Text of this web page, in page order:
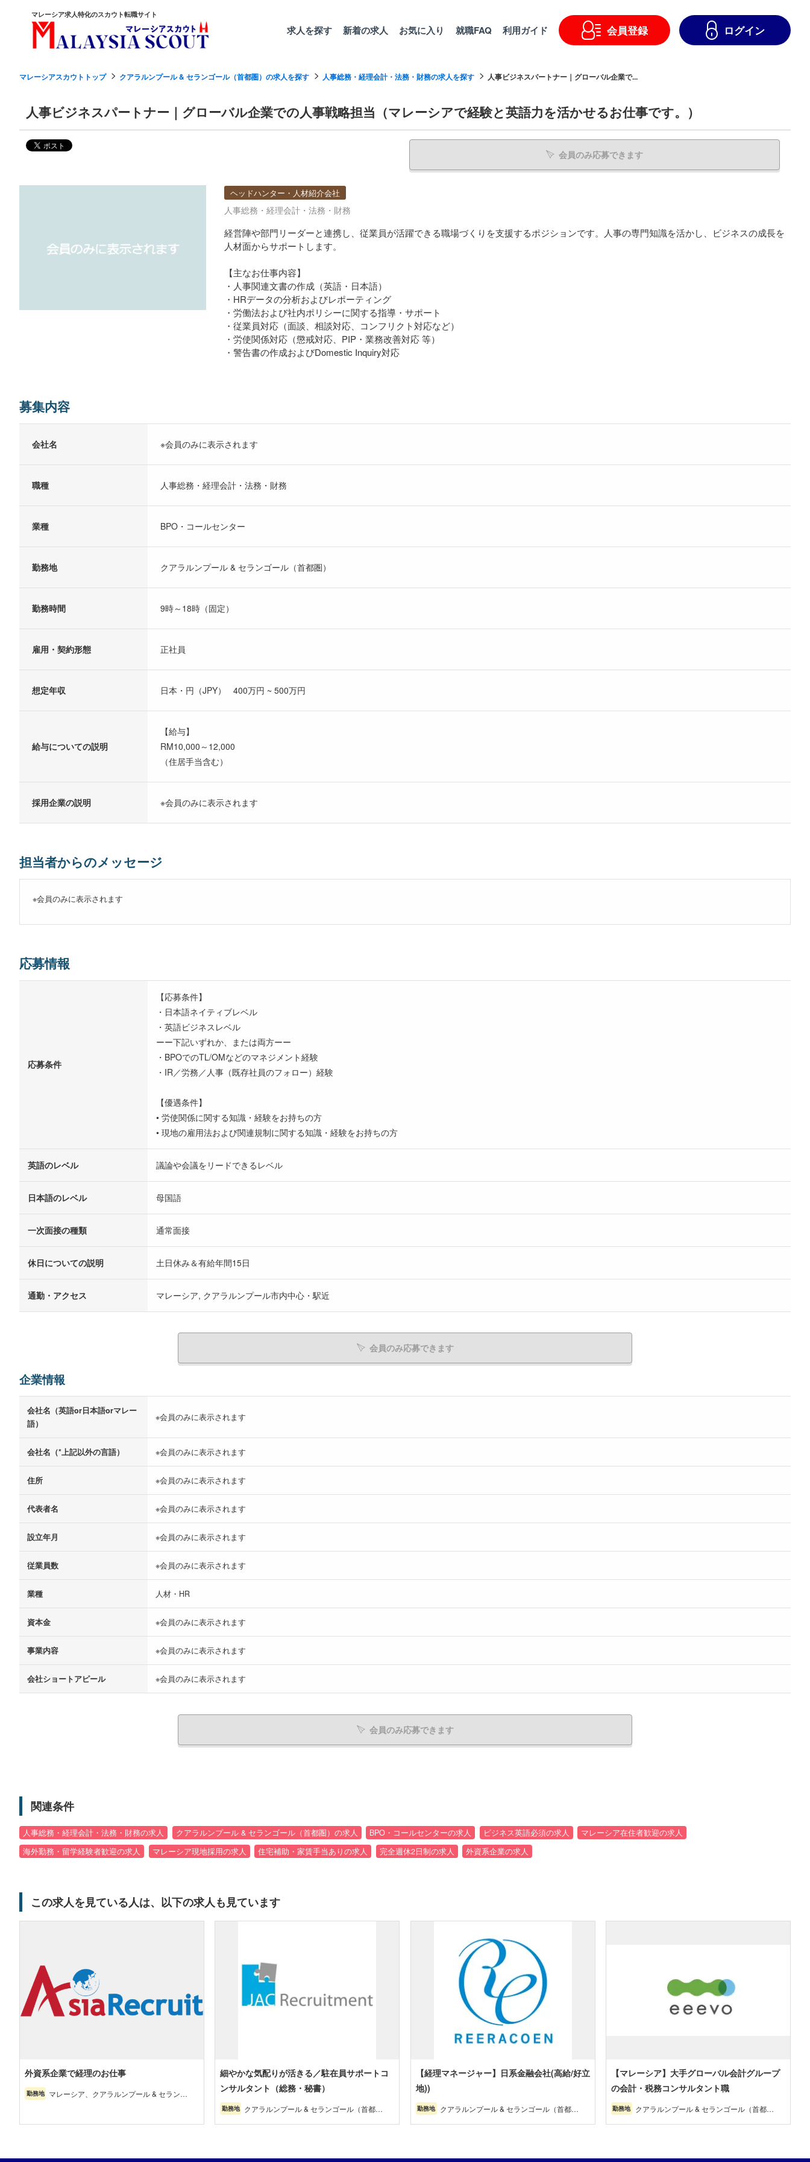
マレーシア求人特化のスカウト転職サイト
求人を探す 新着の求人 お気に入り 就職FAQ 利用ガイド 会員登録 ログイン
マレーシアスカウトトップ クアラルンプール & セランゴール（首都圏）の求人を探す 人事総務・経理会計・法務・財務の求人を探す 人事ビジネスパートナー｜グローバル企業で...
人事ビジネスパートナー｜グローバル企業での人事戦略担当（マレーシアで経験と英語力を活かせるお仕事です。）
会員のみ応募できます
ヘッドハンター・人材紹介会社
人事総務・経理会計・法務・財務
経営陣や部門リーダーと連携し、従業員が活躍できる職場づくりを支援するポジションです。人事の専門知識を活かし、ビジネスの成長を
人材面からサポートします。
【主なお仕事内容】
・人事関連文書の作成（英語・日本語）
・HRデータの分析およびレポーティング
・労働法および社内ポリシーに関する指導・サポート
・従業員対応（面談、相談対応、コンフリクト対応など）
・労使関係対応（懲戒対応、PIP・業務改善対応 等）
・警告書の作成およびDomestic Inquiry対応
募集内容
会社名 ※会員のみに表示されます
職種 人事総務・経理会計・法務・財務
業種 BPO・コールセンター
勤務地 クアラルンプール & セランゴール（首都圏）
勤務時間 9時～18時（固定）
雇用・契約形態 正社員
想定年収 日本・円（JPY） 400万円 ~ 500万円
給与についての説明
【給与】
RM10,000～12,000
（住居手当含む）
採用企業の説明 ※会員のみに表示されます
担当者からのメッセージ
※会員のみに表示されます
応募情報
応募条件
【応募条件】
・日本語ネイティブレベル
・英語ビジネスレベル
ーー下記いずれか、または両方ーー
・BPOでのTL/OMなどのマネジメント経験
・IR／労務／人事（既存社員のフォロー）経験
【優遇条件】
• 労使関係に関する知識・経験をお持ちの方
• 現地の雇用法および関連規制に関する知識・経験をお持ちの方
英語のレベル 議論や会議をリードできるレベル
日本語のレベル 母国語
一次面接の種類 通常面接
休日についての説明 土日休み＆有給年間15日
通勤・アクセス マレーシア, クアラルンプール市内中心・駅近
会員のみ応募できます
企業情報
会社名（英語or日本語orマレー
語）
※会員のみに表示されます
会社名（*上記以外の言語） ※会員のみに表示されます
住所 ※会員のみに表示されます
代表者名 ※会員のみに表示されます
設立年月 ※会員のみに表示されます
従業員数 ※会員のみに表示されます
業種 人材・HR
資本金 ※会員のみに表示されます
事業内容 ※会員のみに表示されます
会社ショートアピール ※会員のみに表示されます
会員のみ応募できます
関連条件
人事総務・経理会計・法務・財務の求人 クアラルンプール & セランゴール（首都圏）の求人 BPO・コールセンターの求人 ビジネス英語必須の求人
マレーシア在住者歓迎の求人
海外勤務・留学経験者歓迎の求人
マレーシア現地採用の求人 住宅補助・家賃手当ありの求人 完全週休2日制の求人 外資系企業の求人
この求人を見ている人は、以下の求人も見ています
外資系企業で経理のお仕事
勤務地
マレーシア、クアラルンプール & セランゴ
細やかな気配りが活きる／駐在員サポートコ
ンサルタント（総務・秘書）
勤務地 クアラルンプール & セランゴール（首都
【経理マネージャー】日系金融会社(高給/好立
地))
勤務地
クアラルンプール & セランゴール（首都
【マレーシア】大手グローバル会計グループ
の会計・税務コンサルタント職
勤務地
クアラルンプール & セランゴール（首都